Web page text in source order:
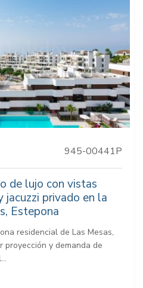
945-00441P
de lujo con vistas
jacuzzi privado en la
Estepona
residencial de Las Mesas,
proyección y demanda de